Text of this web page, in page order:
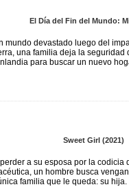
El Día del Fin del Mundo:
mundo devastado luego del
una familia deja la seguridad
para buscar un nuevo
Sweet Girl (2021)
a su esposa por la codicia
un hombre busca
familia que le queda: su hija.